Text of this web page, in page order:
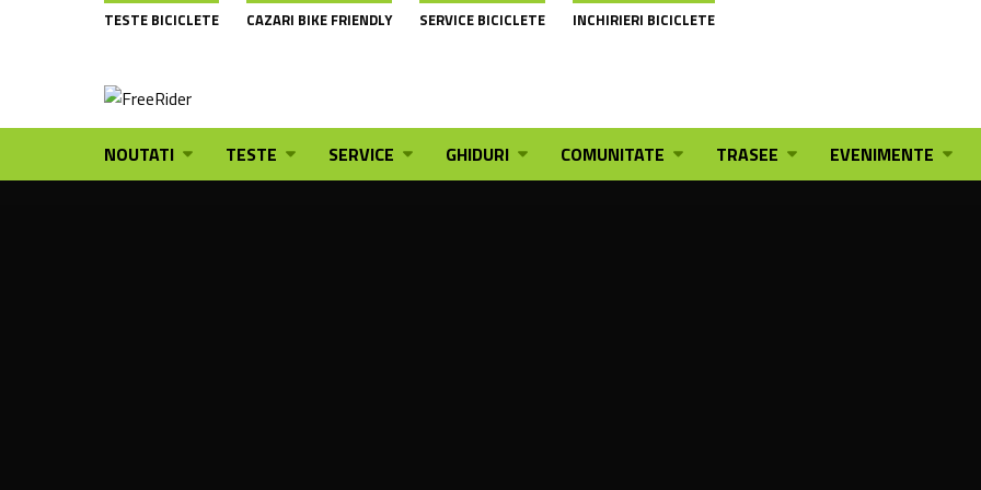
TESTE BICICLETE CAZARI BIKE FRIENDLY SERVICE BICICLETE INCHIRIERI BICICLETE
NOUTATI TESTE SERVICE GHIDURI COMUNITATE TRASEE EVENIMENTE